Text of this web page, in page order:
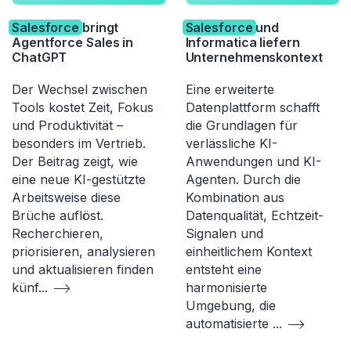
Salesforce bringt
Agentforce Sales in
ChatGPT
Der Wechsel zwischen
Tools kostet Zeit, Fokus
und Produktivität –
besonders im Vertrieb.
Der Beitrag zeigt, wie
eine neue KI-gestützte
Arbeitsweise diese
Brüche auflöst.
Recherchieren,
priorisieren, analysieren
und aktualisieren finden
künf...
Salesforce und
Informatica liefern
Unternehmenskontext
Eine erweiterte
Datenplattform schafft
die Grundlagen für
verlässliche KI-
Anwendungen und KI-
Agenten. Durch die
Kombination aus
Datenqualität, Echtzeit-
Signalen und
einheitlichem Kontext
entsteht eine
harmonisierte
Umgebung, die
automatisierte ...